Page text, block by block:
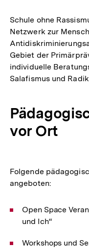
Schule ohne
Netzwerk zur
Gebiet der
individuelle
Salafismus und
vor Ort
Folgende
angeboten:
Open Space
und Ich“
Workshops und